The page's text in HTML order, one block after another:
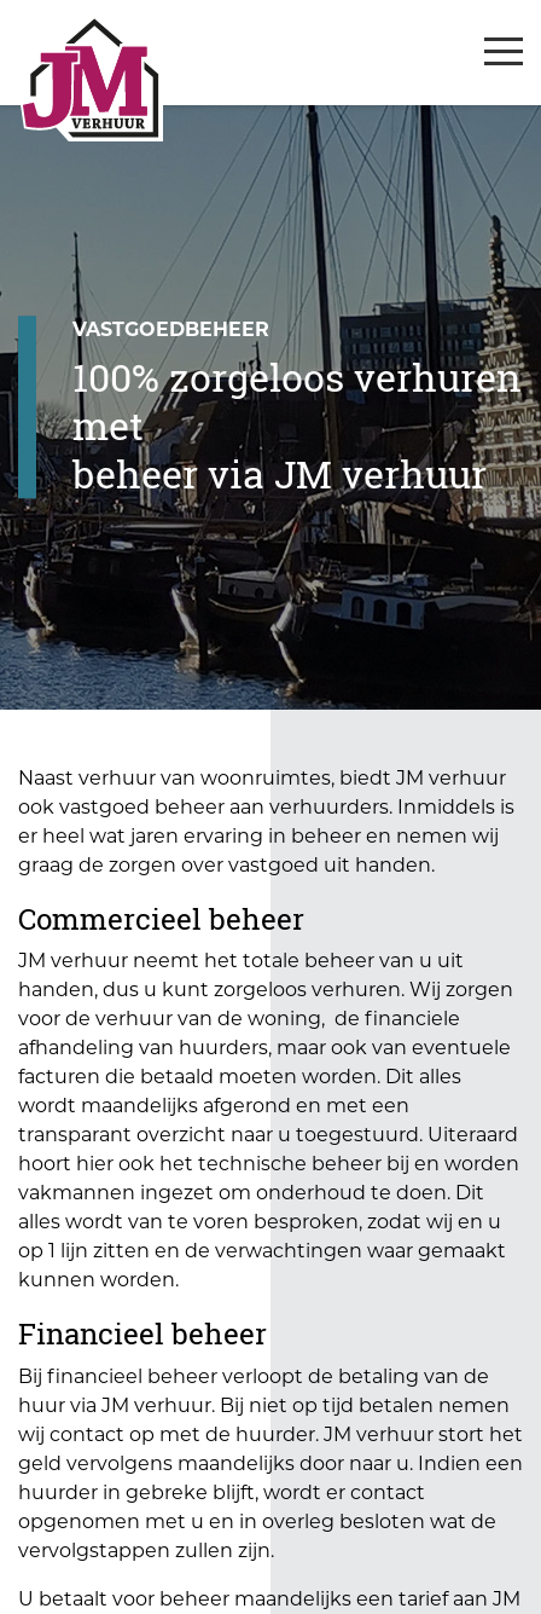
VASTGOEDBEHEER
100% zorgeloos verhuren
met
beheer via JM verhuur
Naast verhuur van woonruimtes, biedt JM verhuur
ook vastgoed beheer aan verhuurders. Inmiddels is
er heel wat jaren ervaring in beheer en nemen wij
graag de zorgen over vastgoed uit handen.
Commercieel beheer
JM verhuur neemt het totale beheer van u uit
handen, dus u kunt zorgeloos verhuren. Wij zorgen
voor de verhuur van de woning, de financiele
afhandeling van huurders, maar ook van eventuele
facturen die betaald moeten worden. Dit alles
wordt maandelijks afgerond en met een
transparant overzicht naar u toegestuurd. Uiteraard
hoort hier ook het technische beheer bij en worden
vakmannen ingezet om onderhoud te doen. Dit
alles wordt van te voren besproken, zodat wij en u
op 1 lijn zitten en de verwachtingen waar gemaakt
kunnen worden.
Financieel beheer
Bij financieel beheer verloopt de betaling van de
huur via JM verhuur. Bij niet op tijd betalen nemen
wij contact op met de huurder. JM verhuur stort het
geld vervolgens maandelijks door naar u. Indien een
huurder in gebreke blijft, wordt er contact
opgenomen met u en in overleg besloten wat de
vervolgstappen zullen zijn.
U betaalt voor beheer maandelijks een tarief aan JM